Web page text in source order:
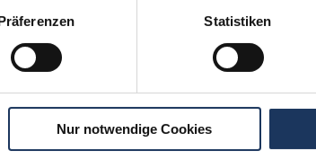
Statistiken
Nur notwendige Cookies
Stellenangebot als Markdown (CC BY 4.0)